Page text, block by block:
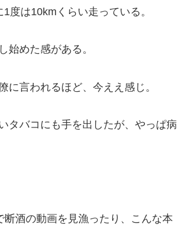
度は10kmくらい走っている。
始めた感がある。
に言われるほど、今ええ感じ。
タバコにも手を出したが、やっぱ病
酒の動画を見漁ったり、こんな本